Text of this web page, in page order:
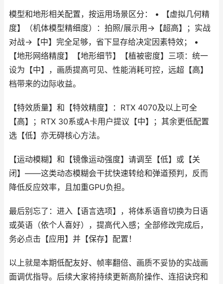
模型和地形相关配置，按运用场景区分： • 【虚拟几何精
度】（机体模型精细度）：拍照/展示用→【超高】；实战
对战→【中】完全足够，省下显存给决定因素特效； •
【地形网络精度】【地形细节】【植被密度】三项：统一
设为【中】，画质提高可见、性能消耗可控，远超【高】
档带来的边际收益。
【特效质量】和【特效精度】：RTX 4070及以上可全
【高】；RTX 30系或A卡用户提议【中】；其余更低配置
选【低】亦无碍核心方法。
【运动模糊】和【镜像运动强度】请调至【低】或【关
闭】——这类动态模糊会干扰快速转给和弹道预判，反而
降低反应效率，且加重GPU负担。
最后别忘了：进入【语言选项】，将体系语音切换为日语
或英语（依个人喜好），提高代入感；全部修改完成后，
务必点击【应用】并【保存】配置！
以上就是本期低配友好、帧率翻倍、画质不妥协的实战画
面调优指导。后续大家将持续更新高阶操作、连招诀窍和